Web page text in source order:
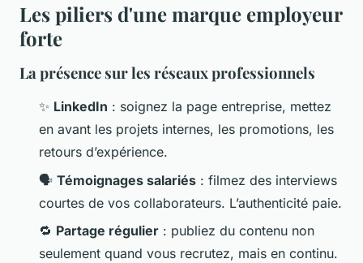
Les piliers d'une marque employeur
forte
La présence sur les réseaux professionnels
✨ LinkedIn : soignez la page entreprise, mettez
en avant les projets internes, les promotions, les
retours d’expérience.
🗣️ Témoignages salariés : filmez des interviews
courtes de vos collaborateurs. L’authenticité paie.
🔁 Partage régulier : publiez du contenu non
seulement quand vous recrutez, mais en continu.